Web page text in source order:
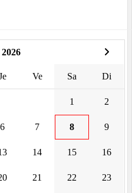
Ve Sa Di
1 2
6 7 8 9
14 15 16
21 22 23